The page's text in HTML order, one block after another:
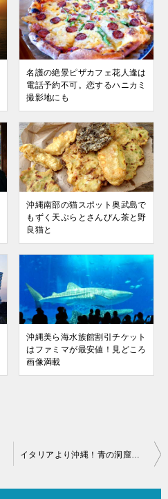
名護の絶景ピザカフェ花人逢は
電話予約不可。恋するハニカミ
撮影地にも
沖縄南部の猫スポット奥武島で
もずく天ぷらとさんぴん茶と野
良猫と
沖縄美ら海水族館割引チケット
はファミマが最安値！見どころ
画像満載
イタリアより沖縄！青の洞窟でシュノーケリング！子連れも安心です